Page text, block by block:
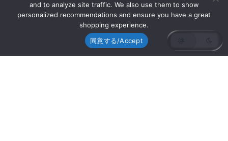
and to analyze site traffic. We also use them to show
personalized recommendations and ensure you have a great
shopping experience.
同意する/Accept